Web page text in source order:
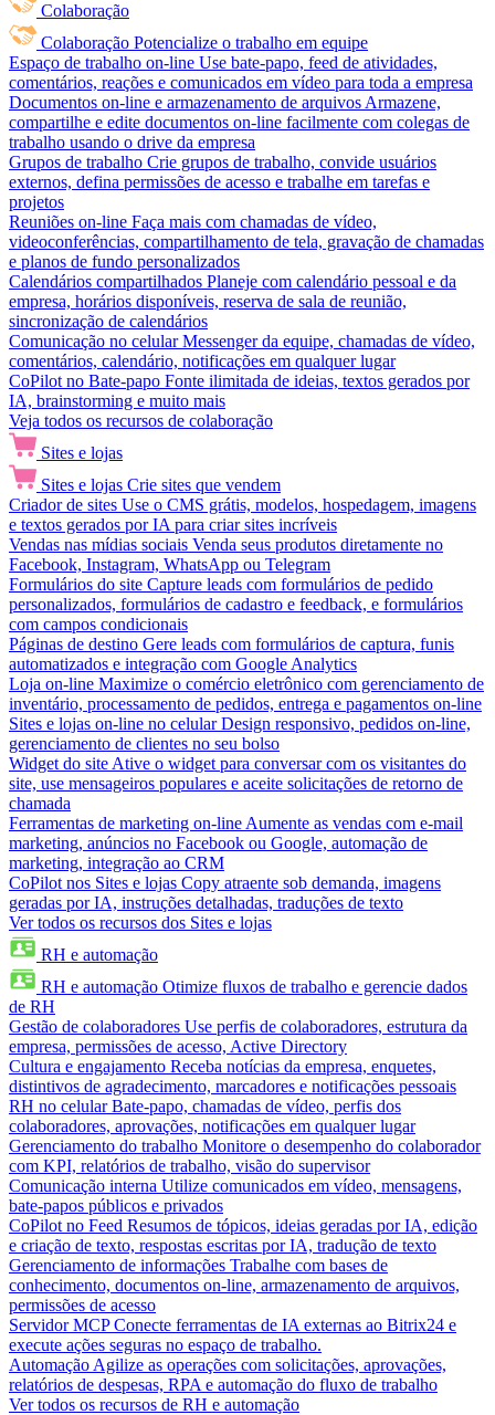
Colaboração
Colaboração Potencialize o trabalho em equipe
Espaço de trabalho on-line Use bate-papo, feed de atividades,
comentários, reações e comunicados em vídeo para toda a empresa
Documentos on-line e armazenamento de arquivos Armazene,
compartilhe e edite documentos on-line facilmente com colegas de
trabalho usando o drive da empresa
Grupos de trabalho Crie grupos de trabalho, convide usuários
externos, defina permissões de acesso e trabalhe em tarefas e
projetos
Reuniões on-line Faça mais com chamadas de vídeo,
videoconferências, compartilhamento de tela, gravação de chamadas
e planos de fundo personalizados
Calendários compartilhados Planeje com calendário pessoal e da
empresa, horários disponíveis, reserva de sala de reunião,
sincronização de calendários
Comunicação no celular Messenger da equipe, chamadas de vídeo,
comentários, calendário, notificações em qualquer lugar
CoPilot no Bate-papo Fonte ilimitada de ideias, textos gerados por
IA, brainstorming e muito mais
Veja todos os recursos de colaboração
Sites e lojas
Sites e lojas Crie sites que vendem
Criador de sites Use o CMS grátis, modelos, hospedagem, imagens
e textos gerados por IA para criar sites incríveis
Vendas nas mídias sociais Venda seus produtos diretamente no
Facebook, Instagram, WhatsApp ou Telegram
Formulários do site Capture leads com formulários de pedido
personalizados, formulários de cadastro e feedback, e formulários
com campos condicionais
Páginas de destino Gere leads com formulários de captura, funis
automatizados e integração com Google Analytics
Loja on-line Maximize o comércio eletrônico com gerenciamento de
inventário, processamento de pedidos, entrega e pagamentos on-line
Sites e lojas on-line no celular Design responsivo, pedidos on-line,
gerenciamento de clientes no seu bolso
Widget do site Ative o widget para conversar com os visitantes do
site, use mensageiros populares e aceite solicitações de retorno de
chamada
Ferramentas de marketing on-line Aumente as vendas com e-mail
marketing, anúncios no Facebook ou Google, automação de
marketing, integração ao CRM
CoPilot nos Sites e lojas Copy atraente sob demanda, imagens
geradas por IA, instruções detalhadas, traduções de texto
Ver todos os recursos dos Sites e lojas
RH e automação
RH e automação Otimize fluxos de trabalho e gerencie dados
de RH
Gestão de colaboradores Use perfis de colaboradores, estrutura da
empresa, permissões de acesso, Active Directory
Cultura e engajamento Receba notícias da empresa, enquetes,
distintivos de agradecimento, marcadores e notificações pessoais
RH no celular Bate-papo, chamadas de vídeo, perfis dos
colaboradores, aprovações, notificações em qualquer lugar
Gerenciamento do trabalho Monitore o desempenho do colaborador
com KPI, relatórios de trabalho, visão do supervisor
Comunicação interna Utilize comunicados em vídeo, mensagens,
bate-papos públicos e privados
CoPilot no Feed Resumos de tópicos, ideias geradas por IA, edição
e criação de texto, respostas escritas por IA, tradução de texto
Gerenciamento de informações Trabalhe com bases de
conhecimento, documentos on-line, armazenamento de arquivos,
permissões de acesso
Servidor MCP Conecte ferramentas de IA externas ao Bitrix24 e
execute ações seguras no espaço de trabalho.
Automação Agilize as operações com solicitações, aprovações,
relatórios de despesas, RPA e automação do fluxo de trabalho
Ver todos os recursos de RH e automação